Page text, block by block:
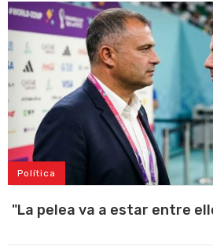
Política
"La pelea va a estar entre